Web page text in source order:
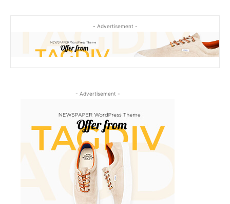
- Advertisement -
- Advertisement -